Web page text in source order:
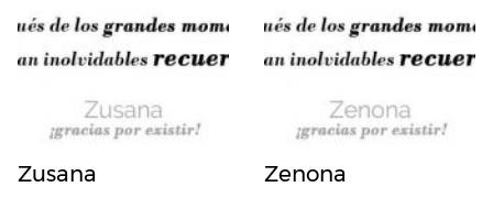
Zusana Zenona